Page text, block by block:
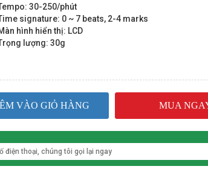
30-250/phút
signature: 0 ~ 7 beats, 2-4 marks
hình hiển thị: LCD
lượng: 30g
VÀO GIỎ HÀNG MUA